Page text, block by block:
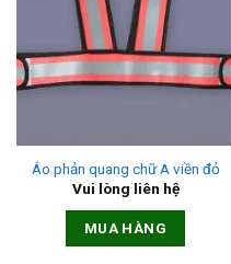
Áo phản quang chữ A viền đỏ
Vui lòng liên hệ
MUA HÀNG